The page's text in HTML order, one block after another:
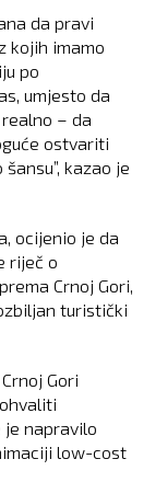
da pravi
kojih imamo
po
umjesto da
– da
ostvariti
kazao je
ocijenio je da
riječ o
Crnoj Gori,
turistički
Gori
je napravilo
low-cost